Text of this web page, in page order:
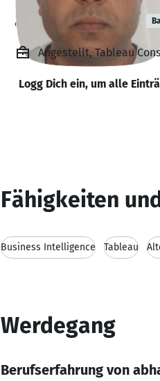
abhay tripathi
Angestellt, Tableau
Logg Dich ein, um alle
Fähigkeiten
Business Intelligence Tableau
Werdegang
Berufserfahrung von